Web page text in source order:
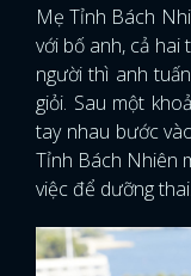
Mẹ Tỉnh Bách
với bố anh, cả hai
người thì anh
giỏi. Sau một
tay nhau bước
Tỉnh Bách Nhiên
việc để dưỡng thai.